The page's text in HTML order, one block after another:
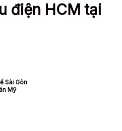
điện HCM tại
Sài Gòn
Mỹ